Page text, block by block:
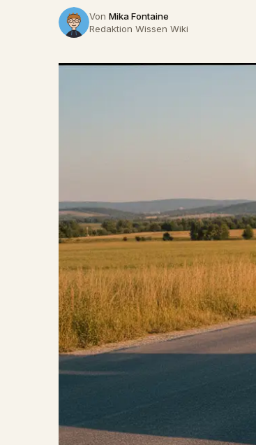
Von Mika Fontaine
Redaktion Wissen Wiki